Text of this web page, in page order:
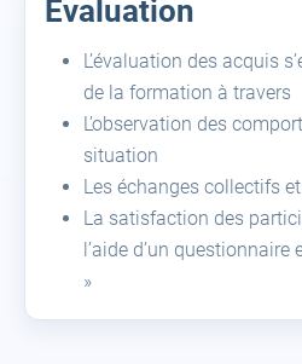
Evaluation
L’évaluation des acquis
de la formation à travers
L’observation des
situation
Les échanges collectifs
La satisfaction des
l’aide d’un
»